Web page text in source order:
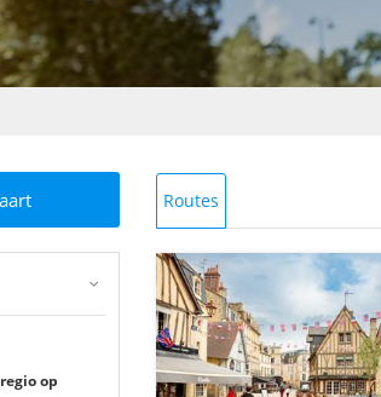
op
Routes